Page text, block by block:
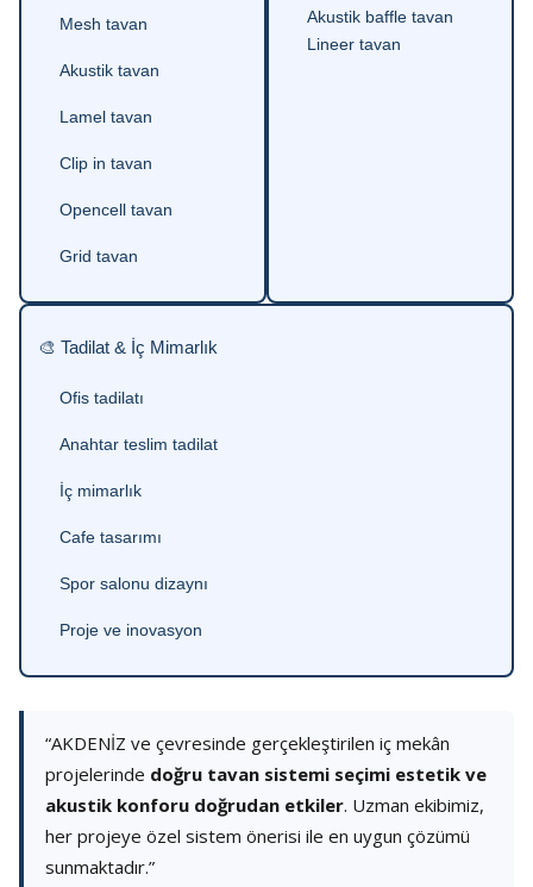
Mesh tavan
Akustik tavan
Lamel tavan
Clip in tavan
Opencell tavan
Grid tavan
Akustik baffle tavan
Lineer tavan
🎨 Tadilat & İç Mimarlık
Ofis tadilatı
Anahtar teslim tadilat
İç mimarlık
Cafe tasarımı
Spor salonu dizaynı
Proje ve inovasyon
“AKDENİZ ve çevresinde gerçekleştirilen iç mekân
projelerinde doğru tavan sistemi seçimi estetik ve
akustik konforu doğrudan etkiler. Uzman ekibimiz,
her projeye özel sistem önerisi ile en uygun çözümü
sunmaktadır.”